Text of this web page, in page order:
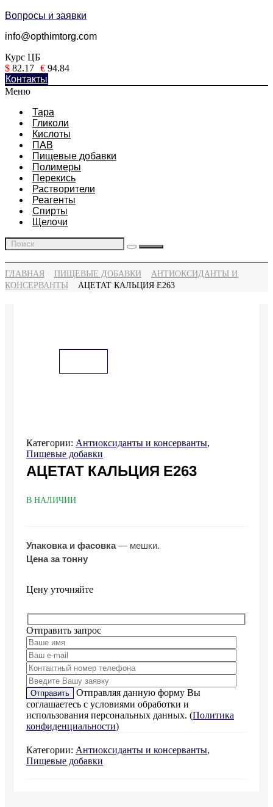
Вопросы и заявки
info@opthimtorg.com
Курс ЦБ
$ 82.17 € 94.84
Контакты
Меню
Тара
Гликоли
Кислоты
ПАВ
Пищевые добавки
Полимеры
Перекись
Растворители
Реагенты
Спирты
Щелочи
ГЛАВНАЯ ПИЩЕВЫЕ ДОБАВКИ
АНТИОКСИДАНТЫ И
КОНСЕРВАНТЫ
АЦЕТАТ КАЛЬЦИЯ Е263
Категории: Антиоксиданты и консерванты,
Пищевые добавки
АЦЕТАТ КАЛЬЦИЯ Е263
В НАЛИЧИИ
Упаковка и фасовка— мешки.
Цена за тонну
Цену уточняйте
Отправить запрос
Отправляя данную форму Вы
соглашаетесь с условиями обработки и
использования персональных данных. (Политика
конфиденциальности)
Категории: Антиоксиданты и консерванты,
Пищевые добавки